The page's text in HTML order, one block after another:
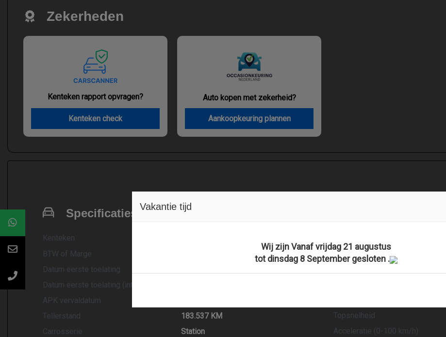
Zekerheden
Kenteken rapport opvragen?
Kenteken check
Auto kopen met zekerheid?
Aankoopkeuring plannen
Specificaties
Kenteken
BTW of Marge
Datum eerste toelating
Datum eerste toelating (internationaal)
APK vervaldatum
Tellerstand
183.537 KM
Carrosserie
Station
Transmissie
Topsnelheid
Acceleratie (0-100 km/h)
Vakantie tijd
Wij zijn Vanaf vrijdag 21 augustus
tot dinsdag 8 September gesloten .